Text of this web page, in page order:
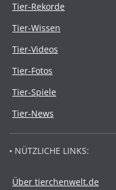
Tier-Rekorde
Tier-Wissen
Tier-Videos
Tier-Fotos
Tier-Spiele
Tier-News
• NÜTZLICHE LINKS:
Über tierchenwelt.de